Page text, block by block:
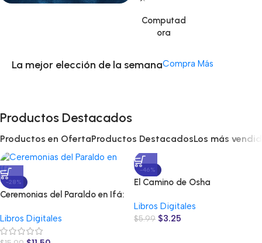
Computad
ora
La mejor elección de la semanaCompra Más
Productos Destacados
Productos en OfertaProductos DestacadosLos más
-28%
Ceremonias del Paraldo en Ifá:
Espiritual
Libros Digitales
-46%
El Camino de Osha
Libros Digitales
$5.99 $3.25